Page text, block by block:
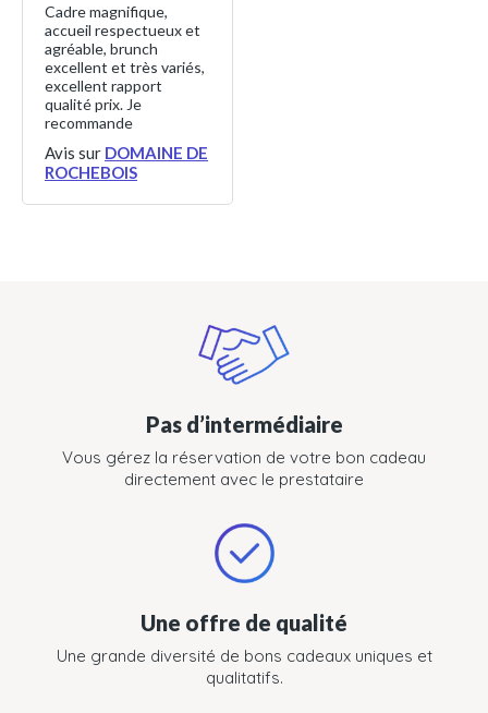
Cadre magnifique,
accueil respectueux et
agréable, brunch
excellent et très variés,
excellent rapport
qualité prix. Je
recommande
Avis sur DOMAINE DE
ROCHEBOIS
Pas d’intermédiaire
Vous gérez la réservation de votre bon cadeau
directement avec le prestataire
Une offre de qualité
Une grande diversité de bons cadeaux uniques et
qualitatifs.